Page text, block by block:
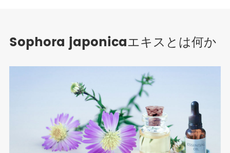
Sophora japonicaエキスとは何か